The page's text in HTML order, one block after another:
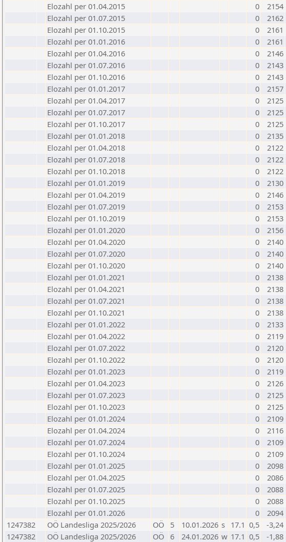
Elozahl per 01.04.2015
0
2154
Elozahl per 01.07.2015
0
2162
Elozahl per 01.10.2015
0
2161
Elozahl per 01.01.2016
0
2161
Elozahl per 01.04.2016
0
2146
Elozahl per 01.07.2016
0
2143
Elozahl per 01.10.2016
0
2143
Elozahl per 01.01.2017
0
2157
Elozahl per 01.04.2017
0
2125
Elozahl per 01.07.2017
0
2125
Elozahl per 01.10.2017
0
2125
Elozahl per 01.01.2018
0
2135
Elozahl per 01.04.2018
0
2122
Elozahl per 01.07.2018
0
2122
Elozahl per 01.10.2018
0
2122
Elozahl per 01.01.2019
0
2130
Elozahl per 01.04.2019
0
2146
Elozahl per 01.07.2019
0
2153
Elozahl per 01.10.2019
0
2153
Elozahl per 01.01.2020
0
2156
Elozahl per 01.04.2020
0
2140
Elozahl per 01.07.2020
0
2140
Elozahl per 01.10.2020
0
2140
Elozahl per 01.01.2021
0
2138
Elozahl per 01.04.2021
0
2138
Elozahl per 01.07.2021
0
2138
Elozahl per 01.10.2021
0
2138
Elozahl per 01.01.2022
0
2133
Elozahl per 01.04.2022
0
2119
Elozahl per 01.07.2022
0
2120
Elozahl per 01.10.2022
0
2120
Elozahl per 01.01.2023
0
2119
Elozahl per 01.04.2023
0
2126
Elozahl per 01.07.2023
0
2125
Elozahl per 01.10.2023
0
2125
Elozahl per 01.01.2024
0
2109
Elozahl per 01.04.2024
0
2116
Elozahl per 01.07.2024
0
2109
Elozahl per 01.10.2024
0
2109
Elozahl per 01.01.2025
0
2098
Elozahl per 01.04.2025
0
2086
Elozahl per 01.07.2025
0
2088
Elozahl per 01.10.2025
0
2088
Elozahl per 01.01.2026
0
2094
1247382
OÖ Landesliga 2025/2026 OÖ 5 10.01.2026 s 17.1 0,5 -3,24
1247382
OÖ Landesliga 2025/2026 OÖ 6 24.01.2026 w 17.1 0,5 -1,88